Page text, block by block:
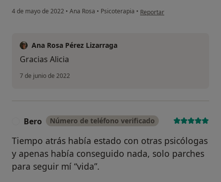
4 de mayo de 2022 • Ana Rosa • Psicoterapia • en opinión del usuario Alicia
Reportar
Ana Rosa Pérez Lizarraga
Gracias Alicia
7 de junio de 2022
Bero Número de teléfono verificado
Tiempo atrás había estado con otras psicólogas
y apenas había conseguido nada, solo parches
para seguir mí “vida”.